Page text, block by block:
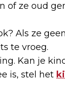
of ze oud
Als ze
te vroeg.
Kan je
is, stel het